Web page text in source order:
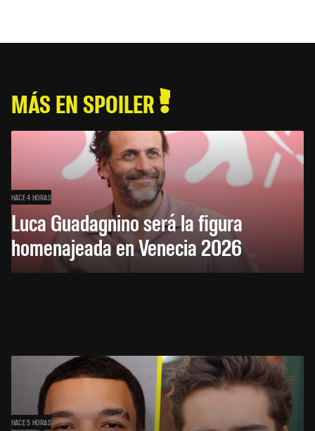
MÁS EN SPOILER
HACE 4 HORAS
Luca Guadagnino será la figura
homenajeada en Venecia 2026
HACE 5 HORAS